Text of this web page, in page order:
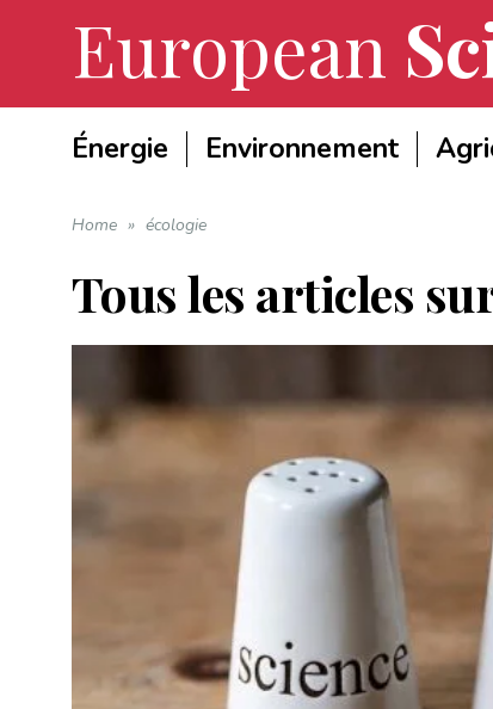
European
Énergie Environnement
Home » écologie
Tous les articles